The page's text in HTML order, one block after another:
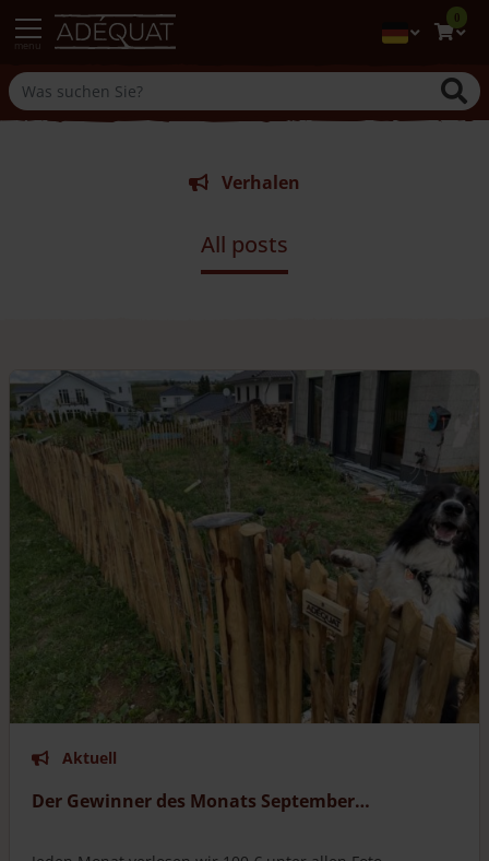
0
Verhalen
All posts
Aktuell
Der Gewinner des Monats September…